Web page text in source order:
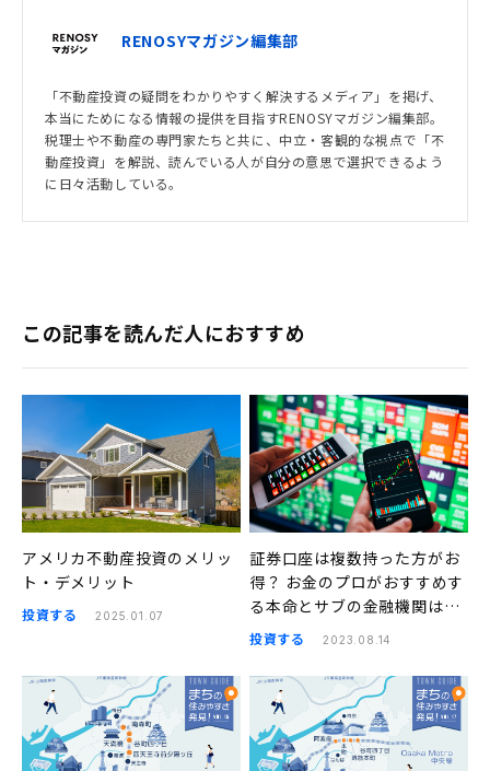
RENOSYマガジン編集部
「不動産投資の疑問をわかりやすく解決するメディア」を掲げ、
本当にためになる情報の提供を目指すRENOSYマガジン編集部。
税理士や不動産の専門家たちと共に、中立・客観的な視点で「不
動産投資」を解説、読んでいる人が自分の意思で選択できるよう
に日々活動している。
この記事を読んだ人におすすめ
アメリカ不動産投資のメリッ
ト・デメリット
投資する 2025.01.07
証券口座は複数持った方がお
得？ お金のプロがおすすめす
る本命とサブの金融機関はこ
ちら
投資する 2023.08.14